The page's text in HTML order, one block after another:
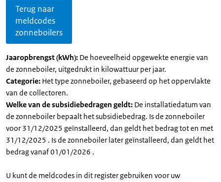
Terug naar
meldcodes
zonneboilers
Jaaropbrengst (kWh): De hoeveelheid opgewekte energie van
de zonneboiler, uitgedrukt in kilowattuur per jaar.
Categorie: Het type zonneboiler, gebaseerd op het oppervlakte
van de collectoren.
Welke van de subsidiebedragen geldt: De installatiedatum van
de zonneboiler bepaalt het subsidiebedrag. Is de zonneboiler
voor 31/12/2025 geïnstalleerd, dan geldt het bedrag tot en met
31/12/2025 . Is de zonneboiler later geïnstalleerd, dan geldt het
bedrag vanaf 01/01/2026 .
U kunt de meldcodes in dit register gebruiken voor uw